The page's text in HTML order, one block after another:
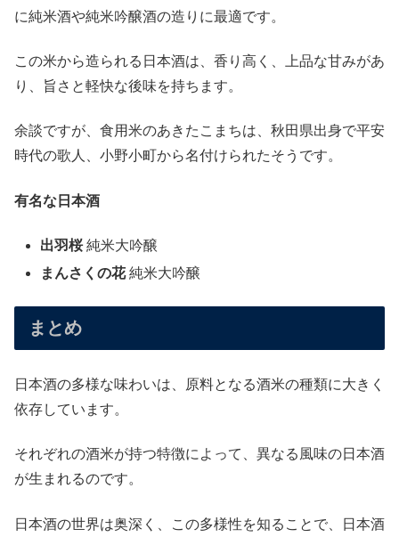
に純米酒や純米吟醸酒の造りに最適です。
この米から造られる日本酒は、香り高く、上品な甘みがあ
り、旨さと軽快な後味を持ちます。
余談ですが、食用米のあきたこまちは、秋田県出身で平安
時代の歌人、小野小町から名付けられたそうです。
有名な日本酒
出羽桜純米大吟醸
まんさくの花純米大吟醸
まとめ
日本酒の多様な味わいは、原料となる酒米の種類に大きく
依存しています。
それぞれの酒米が持つ特徴によって、異なる風味の日本酒
が生まれるのです。
日本酒の世界は奥深く、この多様性を知ることで、日本酒